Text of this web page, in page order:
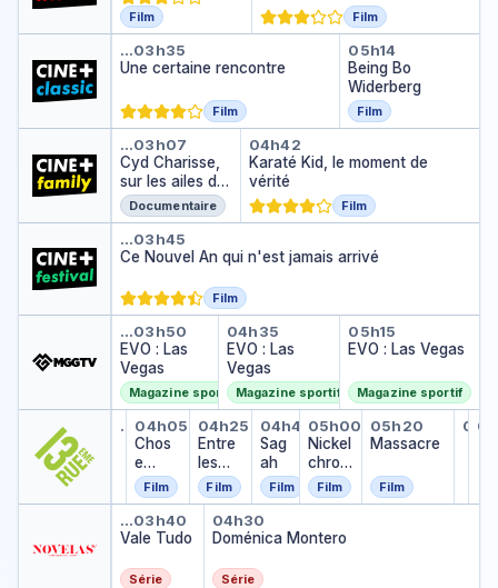
ste
au
Film Film
Une certaine rencontre
…03h35
Une certaine rencontre
Film
Being Bo
05h14
Being Bo
Widerberg
Film
Cyd Charisse, sur les ailes de
…03h07
Cyd Charisse,
sur les ailes de
la danse
Documentaire
Karaté Kid, le
04h42
Karaté Kid, le moment de
vérité
Film
Ce Nouvel An qui n'est jamais
…03h45
Ce Nouvel An qui n'est jamais arrivé
Film
EVO : Las Vegas
…03h50
EVO : Las
Vegas
Magazine sportif
EVO : Las Vegas
04h35
EVO : Las
Vegas
Magazine sportif
EVO : Las
05h15
EVO : Las Vegas
Magazine sportif
Veuillez ne pas tenter d'ouvrir
…
03h55
Veuillez ne pas tenter d'ouvrir les portes
Chose mentale
04h05
Chos
e
menta
le
Film
Entre les tombes
04h25
Entre
les
tombe
s
Film
Sagah
04h45
Sag
ah
Film
Nickel chrome
05h00
Nickel
chrom
eFilm
Massacre
05h20
Massacre
Film
Vale Tudo
…03h40
Vale Tudo
Série
Doménica Montero
04h30
Doménica Montero
Série